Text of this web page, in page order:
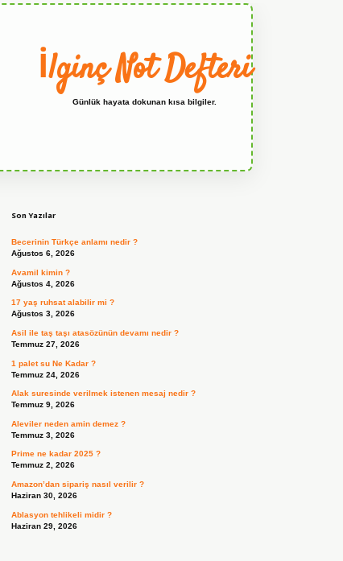
İlginç Not Defteri
Günlük hayata dokunan kısa bilgiler.
Son Yazılar
Becerinin Türkçe anlamı nedir ?
Ağustos 6, 2026
Avamil kimin ?
Ağustos 4, 2026
17 yaş ruhsat alabilir mi ?
Ağustos 3, 2026
Asil ile taş taşı atasözünün devamı nedir ?
Temmuz 27, 2026
1 palet su Ne Kadar ?
Temmuz 24, 2026
Alak suresinde verilmek istenen mesaj nedir ?
Temmuz 9, 2026
Aleviler neden amin demez ?
Temmuz 3, 2026
Prime ne kadar 2025 ?
Temmuz 2, 2026
Amazon’dan sipariş nasıl verilir ?
Haziran 30, 2026
Ablasyon tehlikeli midir ?
Haziran 29, 2026